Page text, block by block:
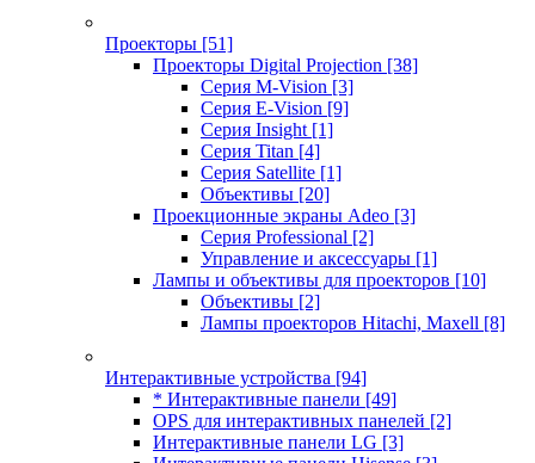
Проекторы [51]
Проекторы Digital Projection [38]
Серия M-Vision [3]
Серия E-Vision [9]
Серия Insight [1]
Серия Titan [4]
Серия Satellite [1]
Объективы [20]
Проекционные экраны Adeo [3]
Серия Professional [2]
Управление и аксессуары [1]
Лампы и объективы для проекторов [10]
Объективы [2]
Лампы проекторов Hitachi, Maxell [8]
Интерактивные устройства [94]
* Интерактивные панели [49]
OPS для интерактивных панелей [2]
Интерактивные панели LG [3]